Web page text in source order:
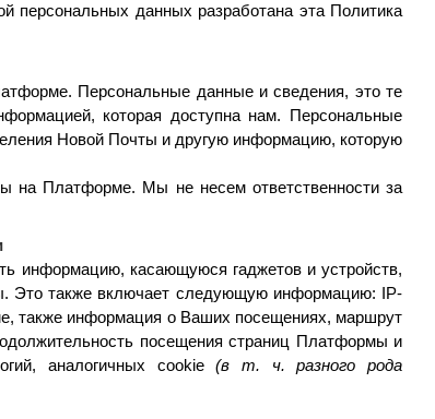
персональных данных разработана эта Политика
Персональные данные и сведения, это те
которая доступна нам. Персональные
Новой Почты и другую информацию, которую
на Платформе. Мы не несем ответственности за
касающуюся гаджетов и устройств,
Это также включает следующую информацию: IP-
также информация о Ваших посещениях, маршрут
посещения страниц Платформы и
аналогичных cookie
(в т. ч. разного рода